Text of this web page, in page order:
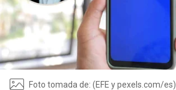
Foto tomada de: (EFE y pexels.com/es)